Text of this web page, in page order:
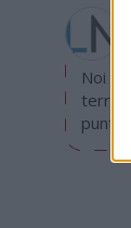
Noi